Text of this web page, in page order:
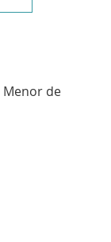
Menor de